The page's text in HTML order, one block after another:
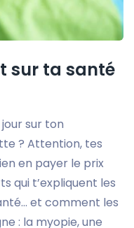
sur ta santé
sur ton
? Attention, tes
en payer le prix
qui t’expliquent les
et comment les
: la myopie, une